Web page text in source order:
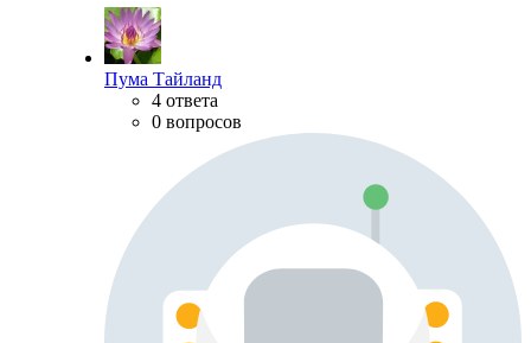
Пума Тайланд
4 ответа
0 вопросов